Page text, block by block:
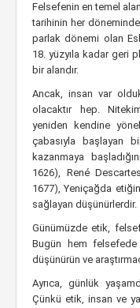
Felsefenin en temel
tarihinin her döneminde
parlak dönemi olan
18. yüzyıla kadar geri
bir alandır.
Ancak, insan var
olacaktır hep.
yeniden kendine
çabasıyla başlayan
kazanmaya
1626), René
1677), Yeniçağda
sağlayan düşünürlerdir.
Günümüzde etik,
Bugün hem
düşünürün ve
Ayrıca, günlük
Çünkü etik, insan ve